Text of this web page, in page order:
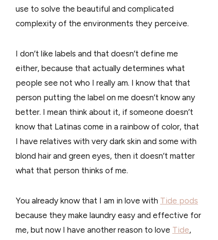
use to solve the beautiful and complicated
complexity of the environments they perceive.
I don’t like labels and that doesn’t define me
either, because that actually determines what
people see not who I really am. I know that that
person putting the label on me doesn’t know any
better. I mean think about it, if someone doesn’t
know that Latinas come in a rainbow of color, that
I have relatives with very dark skin and some with
blond hair and green eyes, then it doesn’t matter
what that person thinks of me.
You already know that I am in love with Tide pods
because they make laundry easy and effective for
me, but now I have another reason to love Tide,